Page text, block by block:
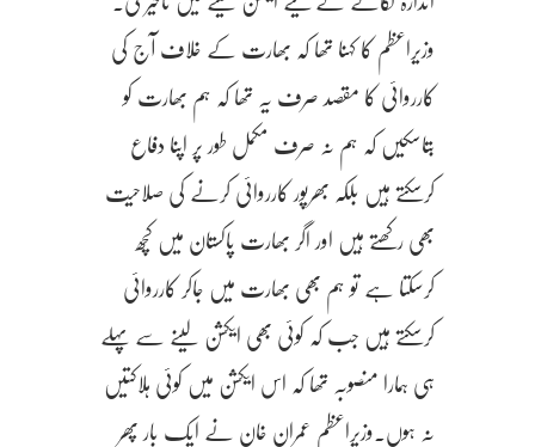
وزیراعظم کا کہنا تھا کہ بھارت کے خلاف آج کی
کارروائی کا مقصد صرف یہ تھا کہ ہم بھارت کو
بتاسکیں کہ ہم نہ صرف مکمل طور پر اپنا دفاع
کرسکتے ہیں بلکہ بھرپور کارروائی کرنے کی صلاحیت
بھی رکھتے ہیں اور اگر بھارت پاکستان میں کچھ
کرسکتا ہے تو ہم بھی بھارت میں جاکر کارروائی
کرسکتے ہیں جب کہ کوئی بھی ایکشن لینے سے پہلے
ہی ہمارا منصوبہ تھا کہ اس ایکشن میں کوئی ہلاکتیں
نہ ہوں۔وزیراعظم عمران خان نے ایک بار پھر